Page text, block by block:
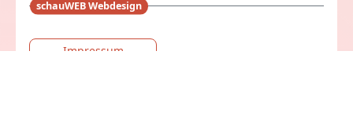
schauWEB Webdesign
Impressum